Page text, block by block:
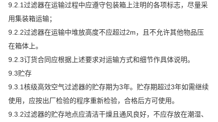
9.2.1过滤器在运输过程中应遵守包装箱上注明的各项标志，尽量采
用集装箱运输；
9.2.2过滤器在运输中堆放高度不应超过2m，且不允许其他物品压
在箱体上。
9.2.3订货合同应根据上述要求对运输方式和细节作具体说明。
9.3贮存
9.3.1核级高效空气过滤器的贮存期为3年。贮存期超过3年如需继续
使用，应按出厂检验的程序重新检验，合格后方可使用。
9.3.2过滤器的贮存地点应清洁干燥且通风良好，不应存放在潮湿、